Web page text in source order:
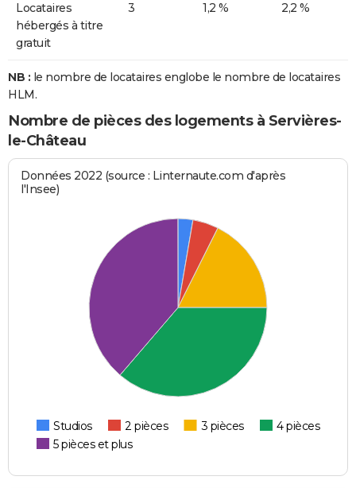
Locataires
hébergés à titre
gratuit
3 1,2 % 2,2 %
NB : le nombre de locataires englobe le nombre de locataires
HLM.
Nombre de pièces des logements à Servières-
le-Château
Données 2022 (source : Linternaute.com d'après
l'Insee)
Studios 2 pièces 3 pièces
4 pièces
5 pièces et plus